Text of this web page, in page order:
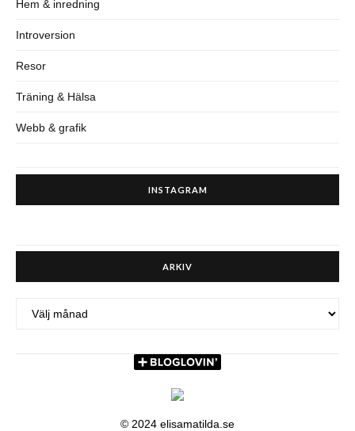
Hem & inredning
Introversion
Resor
Träning & Hälsa
Webb & grafik
INSTAGRAM
ARKIV
© 2024 elisamatilda.se